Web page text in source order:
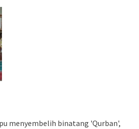
menyembelih binatang 'Qurban',